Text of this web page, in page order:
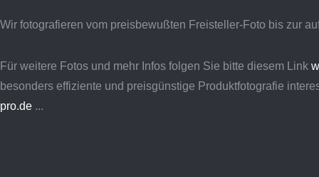
Wir fotografieren vom preisbewußten Freisteller-Foto bis zur
Für weitere Fotos und mehr Infos folgen Sie bitte diesem Link
besonders effiziente und preisgünstige Produktfotografie
pro.de ...